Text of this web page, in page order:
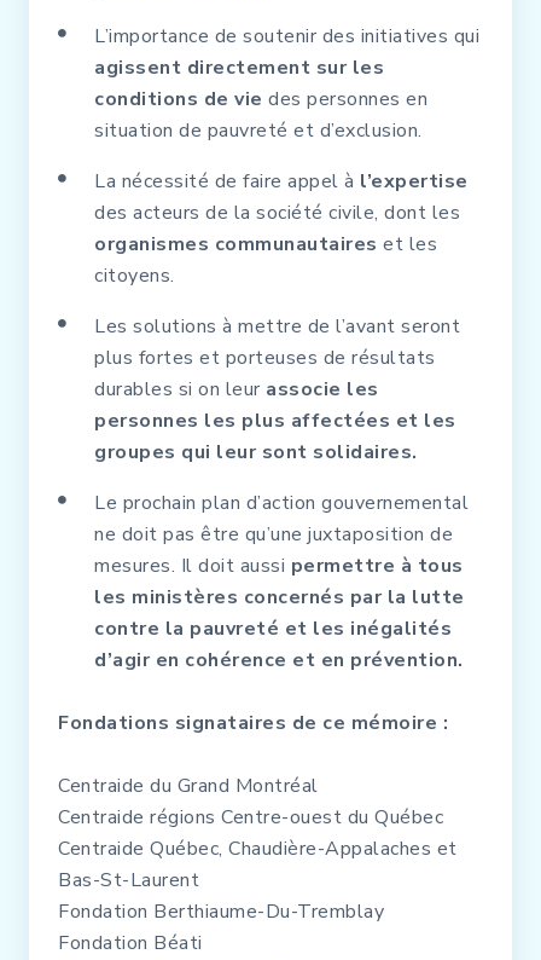
L’importance de soutenir des initiatives qui
agissent directement sur les
conditions de vie des personnes en
situation de pauvreté et d’exclusion.
La nécessité de faire appel à l’expertise
des acteurs de la société civile, dont les
organismes communautaires et les
citoyens.
Les solutions à mettre de l’avant seront
plus fortes et porteuses de résultats
durables si on leur associe les
personnes les plus affectées et les
groupes qui leur sont solidaires.
Le prochain plan d’action gouvernemental
ne doit pas être qu’une juxtaposition de
mesures. Il doit aussi permettre à tous
les ministères concernés par la lutte
contre la pauvreté et les inégalités
d’agir en cohérence et en prévention.
Fondations signataires de ce mémoire :
Centraide du Grand Montréal
Centraide régions Centre-ouest du Québec
Centraide Québec, Chaudière-Appalaches et
Bas-St-Laurent
Fondation Berthiaume-Du-Tremblay
Fondation Béati